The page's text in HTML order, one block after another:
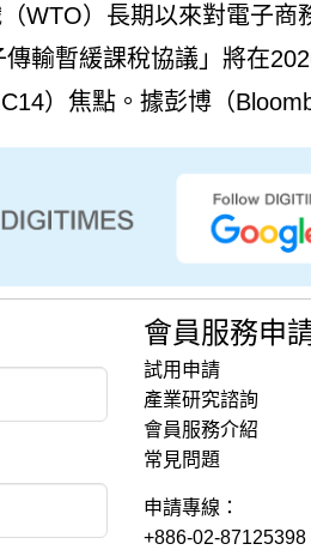
WTO）長期以來對電子商
輸暫緩課稅協議」將在
）焦點。據彭博（
會員服務申
試用申請
產業研究諮詢
會員服務介紹
常見問題
申請專線：
+886-02-87125398